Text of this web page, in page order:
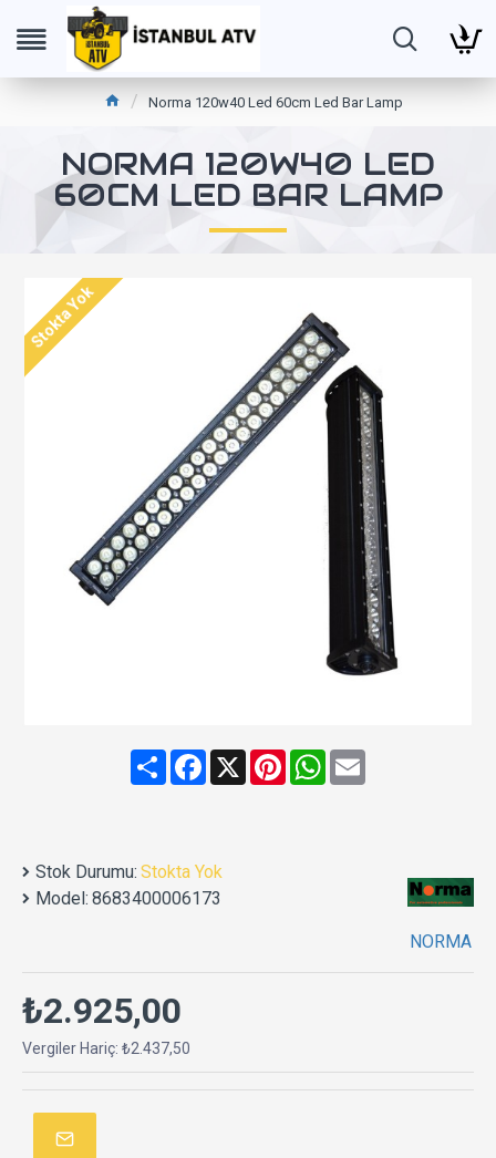
Norma 120w40 Led 60cm Led Bar Lamp
NORMA 120W40 LED
60CM LED BAR LAMP
Stokta Yok
ShareFacebook
X PinterestWhatsApp
Email
Stok Durumu: Stokta Yok
Model: 8683400006173
NORMA
₺2.925,00
Vergiler Hariç: ₺2.437,50